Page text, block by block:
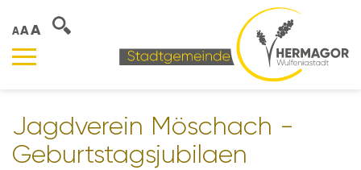
AAA
Jagd­verein Möschach -
Geburts­tags­ju­bi­laen